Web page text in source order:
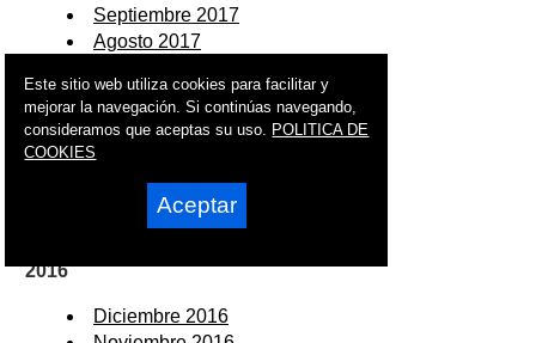
Septiembre 2017
Agosto 2017
Junio 2017
Mayo 2017
Abril 2017
Febrero 2017
Enero 2017
2016
Diciembre 2016
Este sitio web utiliza cookies para facilitar y
mejorar la navegación. Si continúas navegando,
consideramos que aceptas su uso. POLITICA DE
COOKIES
Aceptar